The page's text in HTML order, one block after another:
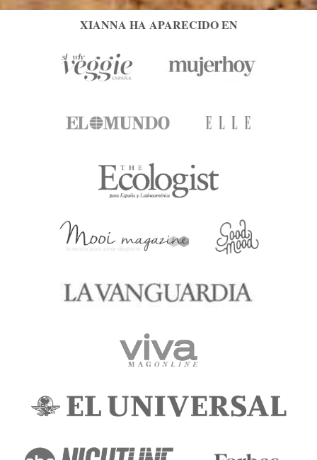
XIANNA HA APARECIDO EN